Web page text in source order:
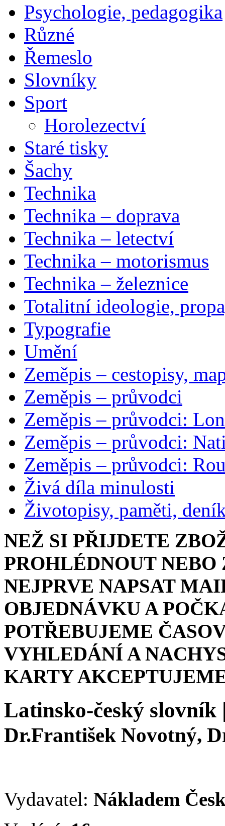
Psychologie, pedagogika
Různé
Řemeslo
Slovníky
Sport
Horolezectví
Staré tisky
Šachy
Technika
Technika – doprava
Technika – letectví
Technika – motorismus
Technika – železnice
Totalitní ideologie,
Typografie
Umění
Zeměpis – cestopisy,
Zeměpis – průvodci
Zeměpis – průvodci:
Zeměpis – průvodci:
Zeměpis – průvodci:
Živá díla minulosti
Životopisy, paměti,
NEŽ SI PŘIJDETE
PROHLÉDNOUT
NEJPRVE NAPSAT
OBJEDNÁVKU A
POTŘEBUJEME
VYHLEDÁNÍ A
KARTY
Latinsko-český slovník
Dr.František Novotný,
Vydavatel: Nákladem